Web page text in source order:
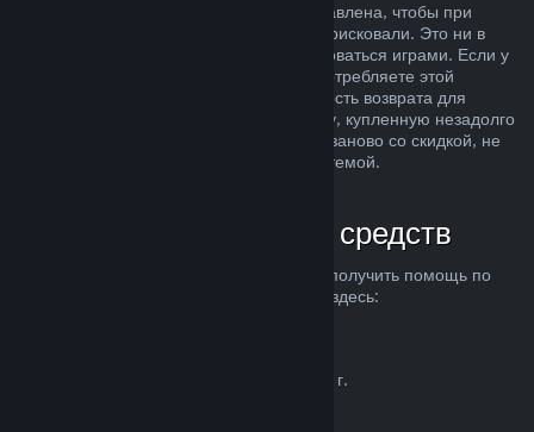
Возможность делать возвраты была добавлена, чтобы при
покупке продуктов в Steam вы ничем не рисковали. Это ни в
коем случае не способ бесплатно пользоваться играми. Если у
нас возникнут подозрения, что вы злоупотребляете этой
системой, мы можем отменить возможность возврата для
вашего аккаунта. Возврат средств за игру, купленную незадолго
до начала распродажи, чтобы купить ее заново со скидкой, не
считается злоупотреблением нашей системой.
Как запросить возврат средств
Вы можете запросить возврат средств и получить помощь по
другим проблемам с покупками в Steam здесь:
Последнее обновление 23 апреля 2024 г.